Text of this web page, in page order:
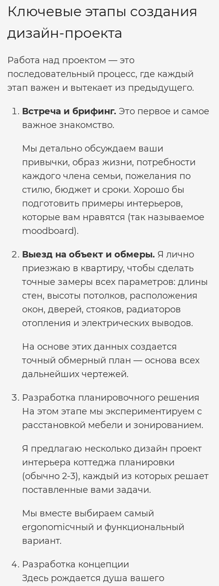
Ключевые этапы создания
дизайн-проекта
Работа над проектом — это
последовательный процесс, где каждый
этап важен и вытекает из предыдущего.
Встреча и брифинг. Это первое и самое
важное знакомство.
Мы детально обсуждаем ваши
привычки, образ жизни, потребности
каждого члена семьи, пожелания по
стилю, бюджет и сроки. Хорошо бы
подготовить примеры интерьеров,
которые вам нравятся (так называемое
moodboard).
Выезд на объект и обмеры. Я лично
приезжаю в квартиру, чтобы сделать
точные замеры всех параметров: длины
стен, высоты потолков, расположения
окон, дверей, стояков, радиаторов
отопления и электрических выводов.
На основе этих данных создается
точный обмерный план — основа всех
дальнейших чертежей.
Разработка планировочного решения
На этом этапе мы экспериментируем с
расстановкой мебели и зонированием.
Я предлагаю несколько дизайн проект
интерьера коттеджа планировки
(обычно 2-3), каждый из которых решает
поставленные вами задачи.
Мы вместе выбираем самый
ergonomicчный и функциональный
вариант.
Разработка концепции
Здесь рождается душа вашего